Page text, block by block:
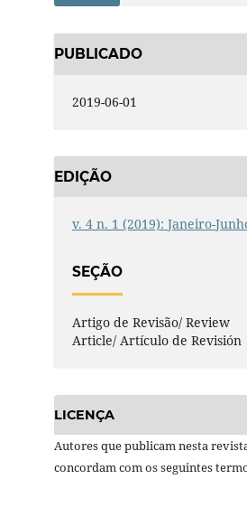
PUBLICADO
2019-06-01
EDIÇÃO
v. 4 n. 1 (2019): Janeiro-
SEÇÃO
Artigo de Revisão/ Review
Article/ Artículo de Revisión
LICENÇA
Autores que publicam nesta
concordam com os seguintes